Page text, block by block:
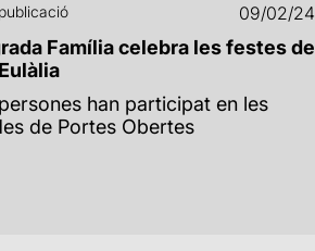
09/02/24
Família celebra les festes de
han participat en les
de Portes Obertes